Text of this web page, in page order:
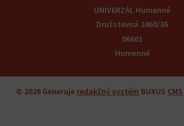
UNIVERZÁL Humenné
Družstevná 2460/36
06601
Humenné
© 2026 Generuje redakčný systém BUXUS CMS